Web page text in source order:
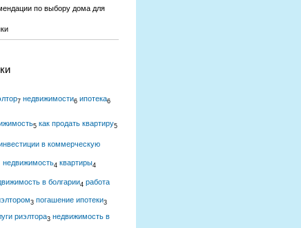
по выбору дома для
7 недвижимости6 ипотека6
5 как продать квартиру5
в коммерческую
недвижимость4 квартиры4
в болгарии4 работа
3 погашение ипотеки3
риэлтора3 недвижимость в